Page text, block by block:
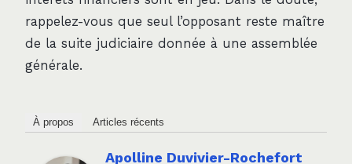
rappelez-vous que seul l’opposant reste maître
de la suite judiciaire donnée à une assemblée
générale.
À propos Articles récents
Apolline Duvivier-Rochefort